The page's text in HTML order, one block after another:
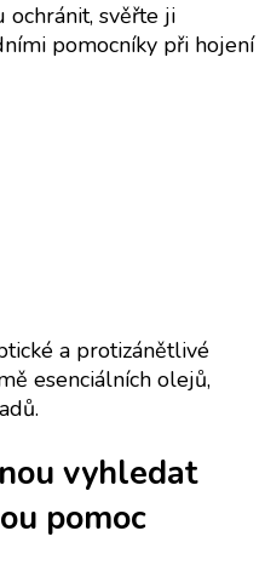
ochránit, svěřte ji
pomocníky při hojení
a protizánětlivé
esenciálních olejů,
vyhledat
pomoc